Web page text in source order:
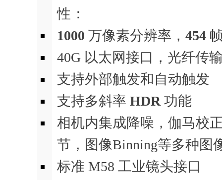
性：
1000 万像素分辨率， 454
40G 以太网接口，光纤传
支持外部触发和自动触发
支持多斜率 HDR 功能
相机内集成降噪，伽马校
节，图像Binning等多种图
标准 M58 工业镜头接口